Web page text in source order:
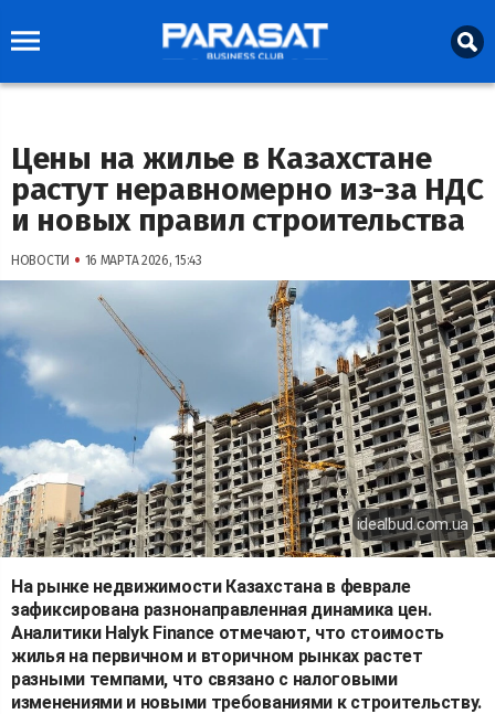
Цены на жилье в Казахстане
растут неравномерно из-за НДС
и новых правил строительства
НОВОСТИ • 16 МАРТА 2026, 15:43
idealbud.com.ua
На рынке недвижимости Казахстана в феврале
зафиксирована разнонаправленная динамика цен.
Аналитики Halyk Finance отмечают, что стоимость
жилья на первичном и вторичном рынках растет
разными темпами, что связано с налоговыми
изменениями и новыми требованиями к строительству.